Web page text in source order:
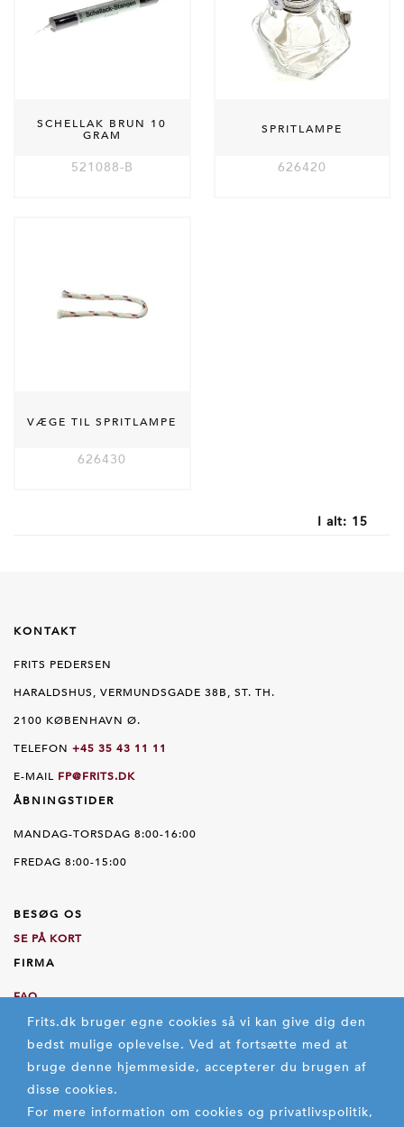
SCHELLAK BRUN 10
GRAM
521088-B
SPRITLAMPE
626420
VÆGE TIL SPRITLAMPE
626430
I alt: 15
KONTAKT
FRITS PEDERSEN
HARALDSHUS, VERMUNDSGADE 38B, ST. TH.
2100 KØBENHAVN Ø.
TELEFON +45 35 43 11 11
E-MAIL FP@FRITS.DK
ÅBNINGSTIDER
MANDAG-TORSDAG 8:00-16:00
FREDAG 8:00-15:00
BESØG OS
SE PÅ KORT
FIRMA
FAQ
OM OS
HANDELSBETINGELSER
Frits.dk bruger egne cookies så vi kan give dig den
bedst mulige oplevelse. Ved at fortsætte med at
bruge denne hjemmeside, accepterer du brugen af
disse cookies.
For mere information om cookies og privatlivspolitik,